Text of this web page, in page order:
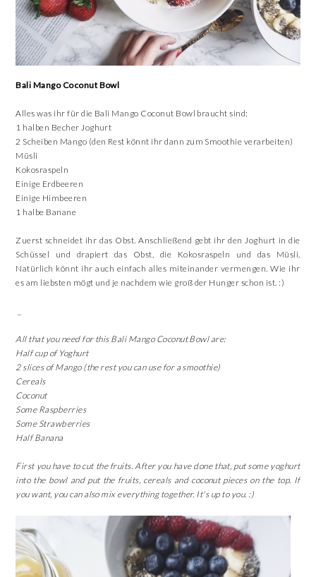
Bali Mango Coconut Bowl
Alles was ihr für die Bali Mango Coconut Bowl braucht sind:
1 halben Becher Joghurt
2 Scheiben Mango (den Rest könnt ihr dann zum Smoothie verarbeiten)
Müsli
Kokosraspeln
Einige Erdbeeren
Einige Himbeeren
1 halbe Banane
Zuerst schneidet ihr das Obst. Anschließend gebt ihr den Joghurt in die
Schüssel und drapiert das Obst, die Kokosraspeln und das Müsli.
Natürlich könnt ihr auch einfach alles miteinander vermengen. Wie ihr
es am liebsten mögt und je nachdem wie groß der Hunger schon ist. :)
All that you need for this Bali Mango Coconut Bowl are:
Half cup of Yoghurt
2 slices of Mango (the rest you can use for a smoothie)
Cereals
Coconut
Some Raspberries
Some Strawberries
Half Banana
First you have to cut the fruits. After you have done that, put some yoghurt
into the bowl and put the fruits, cereals and coconut pieces on the top. If
you want, you can also mix everything together. It's up to you. :)